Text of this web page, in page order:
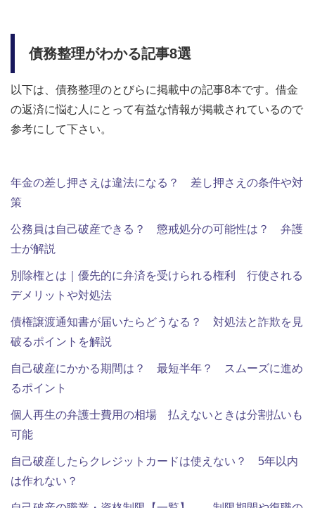
債務整理がわかる記事8選
以下は、債務整理のとびらに掲載中の記事8本です。借金
の返済に悩む人にとって有益な情報が掲載されているので
参考にして下さい。
年金の差し押さえは違法になる？ 差し押さえの条件や対
策
公務員は自己破産できる？ 懲戒処分の可能性は？ 弁護
士が解説
別除権とは｜優先的に弁済を受けられる権利 行使される
デメリットや対処法
債権譲渡通知書が届いたらどうなる？ 対処法と詐欺を見
破るポイントを解説
自己破産にかかる期間は？ 最短半年？ スムーズに進め
るポイント
個人再生の弁護士費用の相場 払えないときは分割払いも
可能
自己破産したらクレジットカードは使えない？ 5年以内
は作れない？